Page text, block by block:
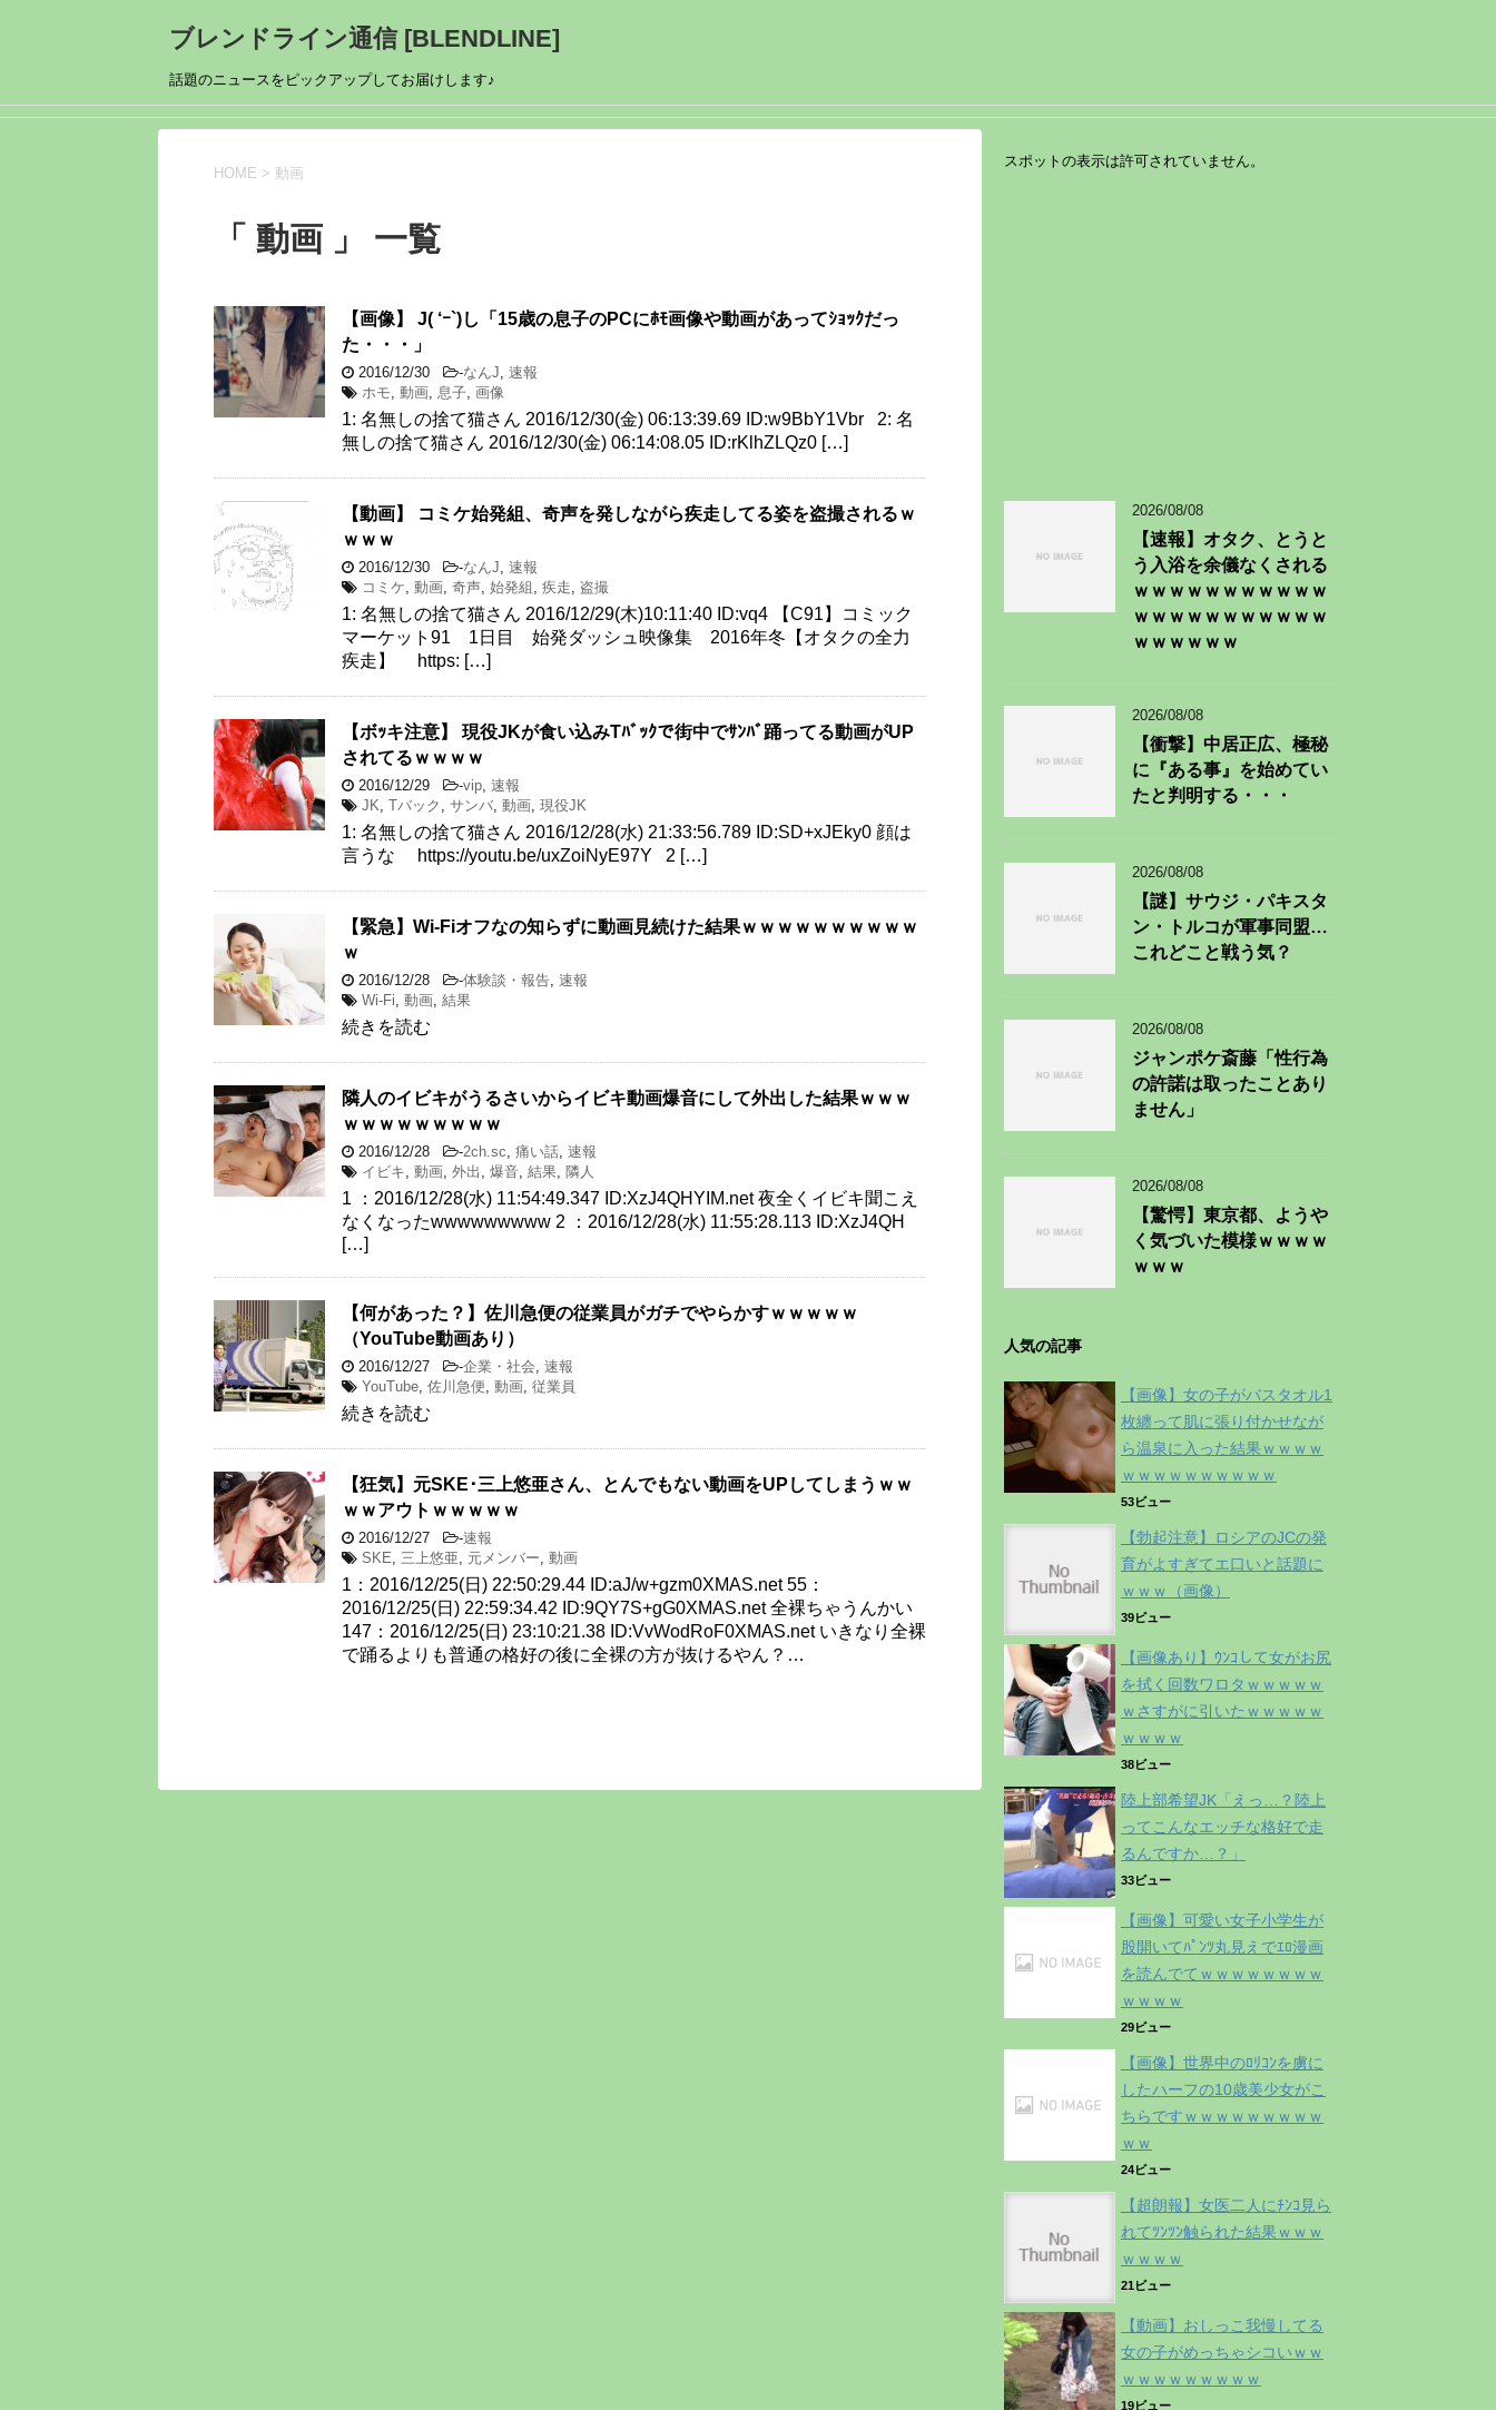
ブレンドライン通信 [BLENDLINE]
話題のニュースをピックアップしてお届けします♪
HOME > 動画
「 動画 」 一覧
【画像】 J( ‘ｰ`)し「15歳の息子のPCにﾎﾓ画像や動画があってｼｮｯｸだっ
た・・・」
2016/12/30 -なんJ, 速報
ホモ, 動画, 息子, 画像
1: 名無しの捨て猫さん 2016/12/30(金) 06:13:39.69 ID:w9BbY1Vbr 2: 名
無しの捨て猫さん 2016/12/30(金) 06:14:08.05 ID:rKlhZLQz0 […]
【動画】 コミケ始発組、奇声を発しながら疾走してる姿を盗撮されるｗ
ｗｗｗ
2016/12/30 -なんJ, 速報
コミケ, 動画, 奇声, 始発組 , 疾走, 盗撮
1: 名無しの捨て猫さん 2016/12/29(木)10:11:40 ID:vq4 【C91】コミック
マーケット91 1日目 始発ダッシュ映像集 2016年冬【オタクの全力
疾走】 https: […]
【ボｯキ注意】 現役JKが食い込みTﾊﾞｯｸで街中でｻﾝﾊﾞ踊ってる動画がUP
されてるｗｗｗｗ
2016/12/29 -vip, 速報
JK, Tバック , サンバ, 動画, 現役JK
1: 名無しの捨て猫さん 2016/12/28(水) 21:33:56.789 ID:SD+xJEky0 顔は
言うな https://youtu.be/uxZoiNyE97Y 2 […]
【緊急】Wi-Fiオフなの知らずに動画見続けた結果ｗｗｗｗｗｗｗｗｗｗ
ｗ
2016/12/28 -体験談・報告, 速報
Wi-Fi, 動画, 結果
続きを読む
隣人のイビキがうるさいからイビキ動画爆音にして外出した結果ｗｗｗ
ｗｗｗｗｗｗｗｗｗ
2016/12/28 -2ch.sc, 痛い話, 速報
イビキ, 動画, 外出 , 爆音, 結果, 隣人
1 ：2016/12/28(水) 11:54:49.347 ID:XzJ4QHYIM.net 夜全くイビキ聞こえ
なくなったwwwwwwwww 2 ：2016/12/28(水) 11:55:28.113 ID:XzJ4QH
[…]
【何があった？】佐川急便の従業員がガチでやらかすｗｗｗｗｗ
（YouTube動画あり）
2016/12/27 -企業・社会, 速報
YouTube, 佐川急便, 動画, 従業員
続きを読む
【狂気】元SKE･三上悠亜さん、とんでもない動画をUPしてしまうｗｗ
ｗｗアウトｗｗｗｗｗ
2016/12/27 -速報
SKE, 三上悠亜, 元メンバー, 動画
1：2016/12/25(日) 22:50:29.44 ID:aJ/w+gzm0XMAS.net 55：
2016/12/25(日) 22:59:34.42 ID:9QY7S+gG0XMAS.net 全裸ちゃうんかい
147：2016/12/25(日) 23:10:21.38 ID:VvWodRoF0XMAS.net いきなり全裸
で踊るよりも普通の格好の後に全裸の方が抜けるやん？…
2026/08/08
【速報】オタク、とうと
う入浴を余儀なくされる
ｗｗｗｗｗｗｗｗｗｗｗ
ｗｗｗｗｗｗｗｗｗｗｗ
ｗｗｗｗｗｗ
2026/08/08
【衝撃】中居正広、極秘
に『ある事』を始めてい
たと判明する・・・
2026/08/08
【謎】サウジ・パキスタ
ン・トルコが軍事同盟…
これどこと戦う気？
2026/08/08
ジャンポケ斎藤「性行為
の許諾は取ったことあり
ません」
2026/08/08
【驚愕】東京都、ようや
く気づいた模様ｗｗｗｗ
ｗｗｗ
人気の記事
【画像】女の子がバスタオル1
枚纏って肌に張り付かせなが
ら温泉に入った結果ｗｗｗｗ
ｗｗｗｗｗｗｗｗｗｗ
53ビュー
【勃起注意】ロシアのJCの発
育がよすぎてエ口いと話題に
ｗｗｗ（画像）
39ビュー
【画像あり】ｳﾝｺして女がお尻
を拭く回数ワロタｗｗｗｗｗ
ｗさすがに引いたｗｗｗｗｗ
ｗｗｗｗ
38ビュー
陸上部希望JK「えっ…？陸上
ってこんなエッチな格好で走
るんですか…？」
33ビュー
【画像】可愛い女子小学生が
股開いてﾊﾟﾝﾂ丸見えでｴﾛ漫画
を読んでてｗｗｗｗｗｗｗｗ
ｗｗｗｗ
29ビュー
【画像】世界中のﾛﾘｺﾝを虜に
したハーフの10歳美少女がこ
ちらですｗｗｗｗｗｗｗｗｗ
ｗｗ
24ビュー
【超朗報】女医二人にﾁﾝｺ見ら
れてﾂﾝﾂﾝ触られた結果ｗｗｗ
ｗｗｗｗ
21ビュー
【動画】おしっこ我慢してる
女の子がめっちゃシコいｗｗ
ｗｗｗｗｗｗｗｗｗ
19ビュー